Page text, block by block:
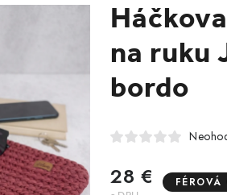
na ruku
bordo
28 € FÉROVÁ